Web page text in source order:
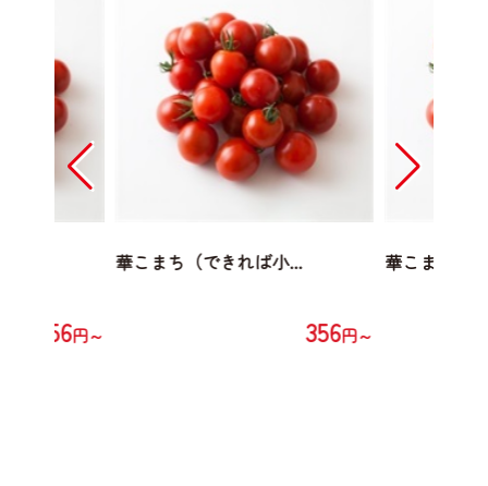
356円～
華こまち（できれば小...
356円～
華こまち（